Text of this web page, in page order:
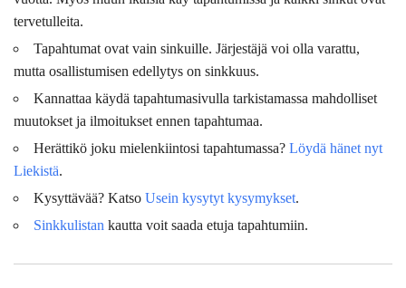
tervetulleita.
Tapahtumat ovat vain sinkuille. Järjestäjä voi olla varattu,
mutta osallistumisen edellytys on sinkkuus.
Kannattaa käydä tapahtumasivulla tarkistamassa mahdolliset
muutokset ja ilmoitukset ennen tapahtumaa.
Herättikö joku mielenkiintosi tapahtumassa? Löydä hänet nyt
Liekistä.
Kysyttävää? Katso Usein kysytyt kysymykset.
Sinkkulistan kautta voit saada etuja tapahtumiin.